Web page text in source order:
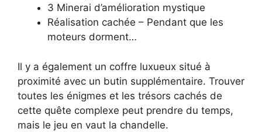
3 Minerai d’amélioration mystique
Réalisation cachée – Pendant que les
moteurs dorment…
Il y a également un coffre luxueux situé à
proximité avec un butin supplémentaire. Trouver
toutes les énigmes et les trésors cachés de
cette quête complexe peut prendre du temps,
mais le jeu en vaut la chandelle.